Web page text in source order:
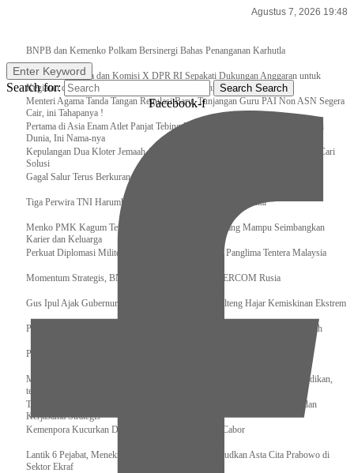
Agustus 7, 2026 19:48
BNPB dan Kemenko Polkam Bersinergi Bahas Penanganan Karhutla
Raker Kemenpora dan Komisi X DPR RI Sepakati Dukungan Anggaran untuk
Kegiatan dan Program Prioritas Pemuda dan Olahraga
Menteri Agama Tanda Tangan Regulasi Baru, Tunjangan Guru PAI Non ASN Segera
Cair, ini Tahapanya !
Pertama di Asia Enam Atlet Panjat Tebing Indonesia Taklukkan Tebing Tertinggi
Dunia, Ini Nama-nya
Kepulangan Dua Kloter Jemaah Asal Surabaya Tertunda, Kemenag Upayakan Cari
Solusi
Gagal Salur Terus Berkurang, Gus Ipul: 405 Ribu Lebih Bansos Cair
Tiga Perwira TNI Harumkan Indonesia Di Kancah Internasional
Menko PMK Kagum Terhadap Perempuan Modern yang Mampu Seimbangkan
Karier dan Keluarga
Perkuat Diplomasi Militer, Panglima TNI Terima CC Panglima Tentera Malaysia
Momentum Strategis, BNPB Terima Kunjungan EMERCOM Rusia
Gus Ipul Ajak Gubernur dan Bupati/Wali Kota se-Kalteng Hajar Kemiskinan Ekstrem
Panglima TNI Sambut Kedatangan Presiden RI Usai Lawatan ke Timur Tengah
Pengurus Pusat Pordasi Pacu Dapat Pesan dari Sri Paduka
Menag RI dan Dua Menteri Yordania Jalin Sinergi Bidang Wakaf dan Pendidikan,
termasuk Beasiswa
Tiba di Tanah Air, Presiden Prabowo Subianto Bawa Komitmen Investasi dan
Kerjasama Strategis
Kemenpora Kucurkan Dana untuk Pelatnas pada 13 Cabor
Lantik 6 Pejabat, Menekraf Tegaskan Komitmen Wujudkan Asta Cita Prabowo di
Sektor Ekraf
Enter Keyword
Search for: Search Search
Facebook-f